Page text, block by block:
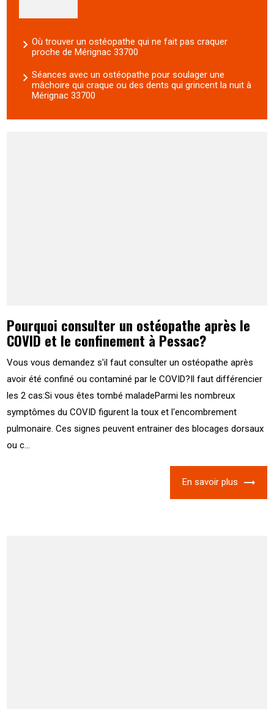
Où trouver un ostéopathe qui ne fait pas craquer
proche de Mérignac 33700
Séances avec un ostéopathe pour soulager une
mâchoire qui craque ou des dents qui grincent la nuit à
Mérignac 33700
Pourquoi consulter un ostéopathe après le
COVID et le confinement à Pessac?
Vous vous demandez s'il faut consulter un ostéopathe après
avoir été confiné ou contaminé par le COVID?Il faut différencier
les 2 cas:Si vous êtes tombé maladeParmi les nombreux
symptômes du COVID figurent la toux et l'encombrement
pulmonaire. Ces signes peuvent entrainer des blocages dorsaux
ou c...
En savoir plus